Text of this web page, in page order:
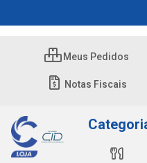
Meus Pedidos
Notas Fiscais